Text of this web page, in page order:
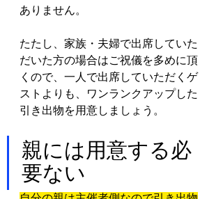
ありません。
たたし、家族・夫婦で出席していた
だいた方の場合はご祝儀を多めに頂
くので、一人で出席していただくゲ
ストよりも、ワンランクアップした
引き出物を用意しましょう。
親には用意する必
要ない